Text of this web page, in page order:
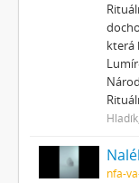
která
nfa-